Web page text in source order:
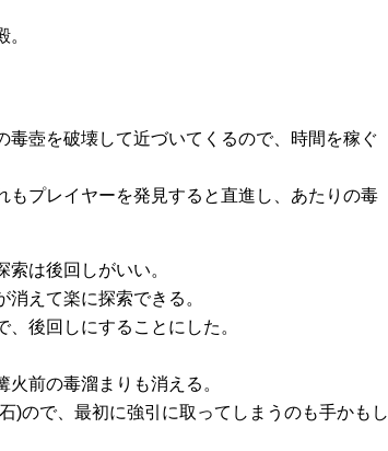
壺を破壊して近づいてくるので、時間を稼ぐ
プレイヤーを発見すると直進し、あたりの毒
は後回しがいい。
消えて楽に探索できる。
後回しにすることにした。
前の毒溜まりも消える。
)ので、最初に強引に取ってしまうのも手かもし